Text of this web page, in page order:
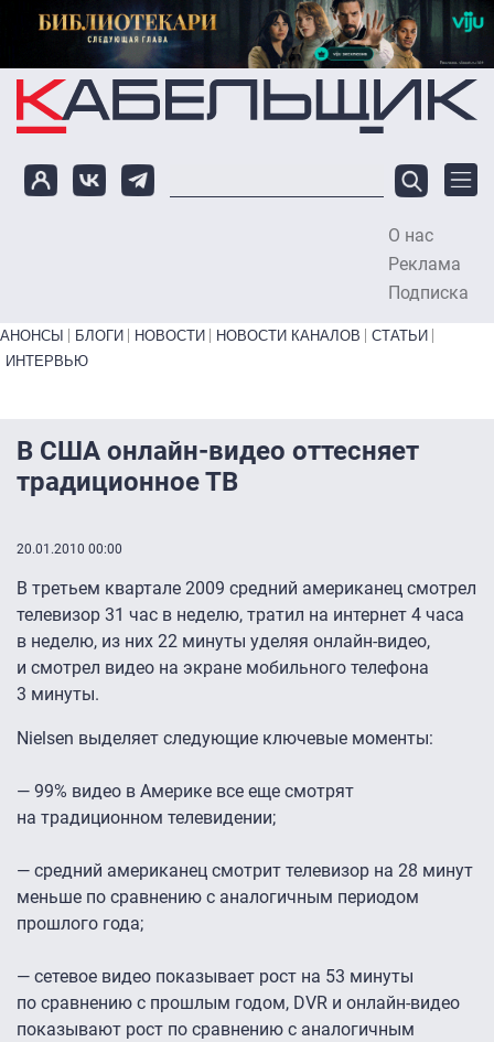
Перейти к основному содержанию
О нас
Реклама
Подписка
Primary links bottom
АНОНСЫ БЛОГИ НОВОСТИ НОВОСТИ КАНАЛОВ
СТАТЬИ
ИНТЕРВЬЮ
В США онлайн-видео оттесняет
традиционное ТВ
20.01.2010 00:00
В третьем квартале 2009 средний американец смотрел
телевизор 31 час в неделю, тратил на интернет 4 часа
в неделю, из них 22 минуты уделяя онлайн-видео,
и смотрел видео на экране мобильного телефона
3 минуты.
Nielsen выделяет следующие ключевые моменты:
— 99% видео в Америке все еще смотрят
на традиционном телевидении;
— cредний американец смотрит телевизор на 28 минут
меньше по сравнению с аналогичным периодом
прошлого года;
— cетевое видео показывает рост на 53 минуты
по сравнению с прошлым годом, DVR и онлайн-видео
показывают рост по сравнению с аналогичным